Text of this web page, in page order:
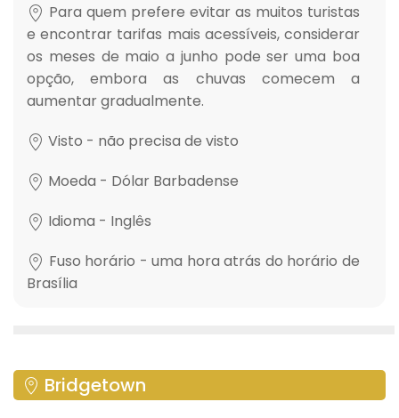
Para quem prefere evitar as muitos turistas
e encontrar tarifas mais acessíveis, considerar
os meses de maio a junho pode ser uma boa
opção, embora as chuvas comecem a
aumentar gradualmente.
Visto - não precisa de visto
Moeda - Dólar Barbadense
Idioma - Inglês
Fuso horário - uma hora atrás do horário de
Brasília
Bridgetown